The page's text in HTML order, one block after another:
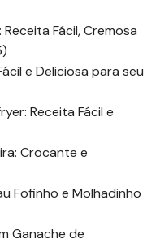
Fácil, Cremosa
e Deliciosa para seu
Receita Fácil e
Crocante e
Fofinho e Molhadinho
Ganache de